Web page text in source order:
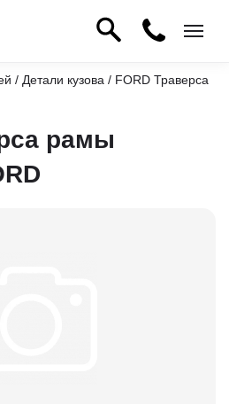
/ Детали кузова / FORD Траверса
рамы